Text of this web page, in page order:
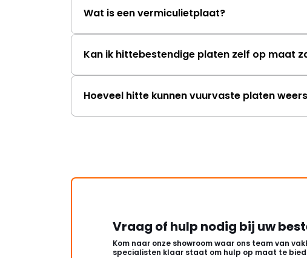
Wat is een vermiculietplaat?
Kan ik hittebestendige platen zelf op maat
Hoeveel hitte kunnen vuurvaste platen
Vraag of hulp nodig bij uw
Kom naar onze showroom waar ons team van
specialisten klaar staat om hulp op maat te